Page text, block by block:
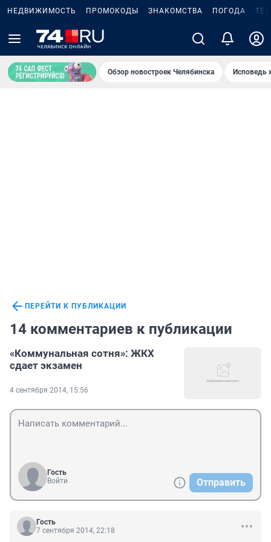
НЕДВИЖИМОСТЬ ПРОМОКОДЫ ЗНАКОМСТВА ПОГОДА
Обзор новостроек Челябинска Исповедь
ПЕРЕЙТИ К ПУБЛИКАЦИИ
14 комментариев к публикации
«Коммунальная сотня»: ЖКХ
сдает экзамен
4 сентября 2014, 15:56
Гость
Войти
Отправить
Гость
7 сентября 2014, 22:18